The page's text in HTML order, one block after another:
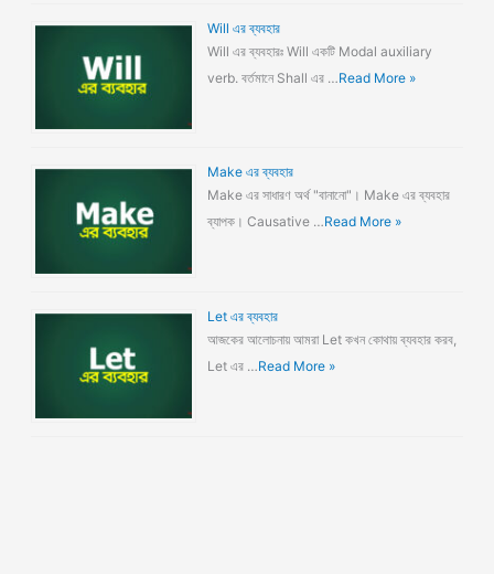
Will এর ব্যবহার
Will এর ব্যবহারঃ Will একটি Modal auxiliary
verb. বর্তমানে Shall এর …Read More »
Make এর ব্যবহার
Make এর সাধারণ অর্থ "বানানো"। Make এর ব্যবহার
ব্যাপক। Causative …Read More »
Let এর ব্যবহার
আজকের আলোচনায় আমরা Let কখন কোথায় ব্যবহার করব,
Let এর …Read More »